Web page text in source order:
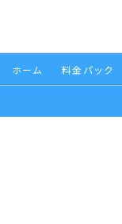
ホーム 料金パック